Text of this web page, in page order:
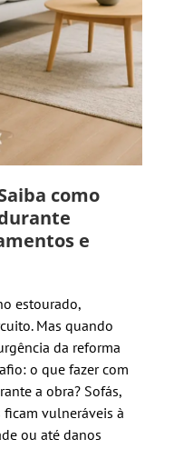
como
e
estourado,
Mas quando
da reforma
o que fazer com
a obra? Sofás,
vulneráveis à
ou até danos